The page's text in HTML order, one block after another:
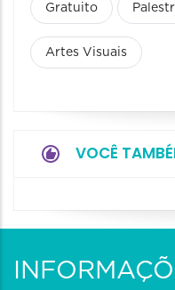
Gratuito
Artes Visuais
VOCÊ